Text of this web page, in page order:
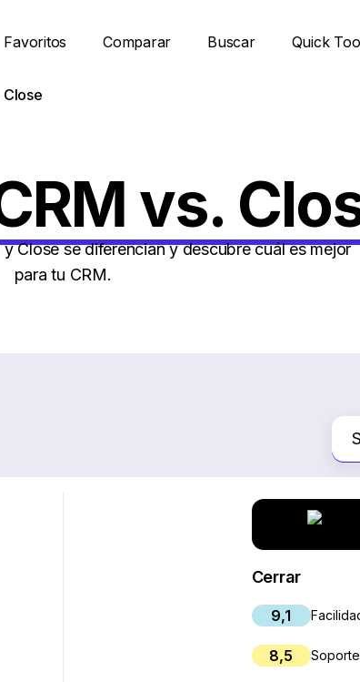
Favoritos Comparar Buscar Quick
Close
vs.
Close se diferencian y descubre cuál es mejor
para tu CRM.
Cerrar
9,1
8,5 Soporte